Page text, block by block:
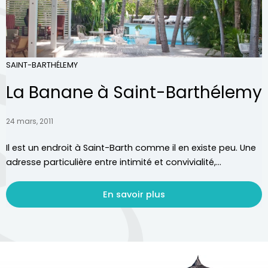
SAINT-BARTHÉLEMY
La Banane à Saint-Barthélemy
24 mars, 2011
Il est un endroit à Saint-Barth comme il en existe peu. Une
adresse particulière entre intimité et convivialité,...
En savoir plus